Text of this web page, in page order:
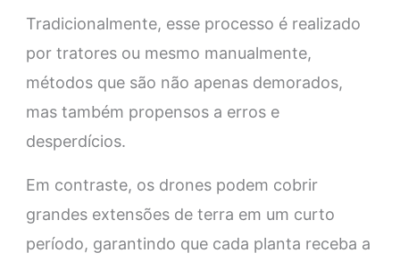
Tradicionalmente, esse processo é realizado
por tratores ou mesmo manualmente,
métodos que são não apenas demorados,
mas também propensos a erros e
desperdícios.
Em contraste, os drones podem cobrir
grandes extensões de terra em um curto
período, garantindo que cada planta receba a